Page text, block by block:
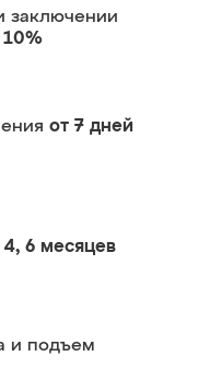
заключении
10%
от 7 дней
4, 6 месяцев
и подъем